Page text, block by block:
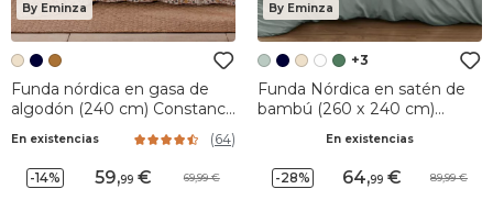
By Eminza
Funda nórdica en gasa de
algodón (240 cm) Constance
En existencias (64)
-14% 59,99 69,99
By Eminza
+3
Funda Nórdica en satén de
bambú (260 x 240 cm)
En existencias
-28% 64,99 89,99